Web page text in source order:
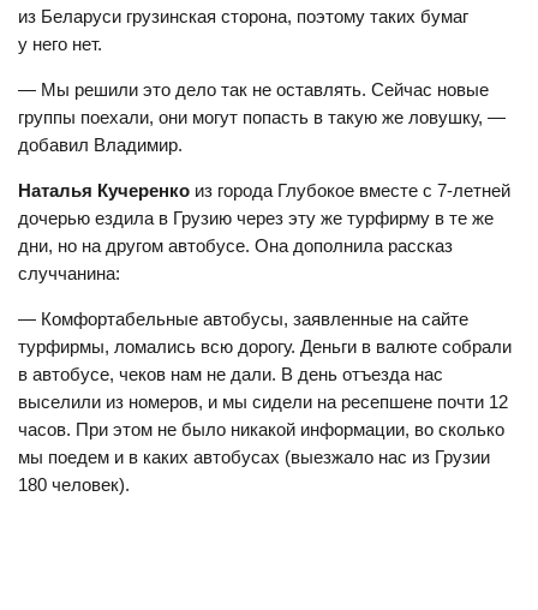
из Беларуси грузинская сторона, поэтому таких бумаг
у него нет.
— Мы решили это дело так не оставлять. Сейчас новые
группы поехали, они могут попасть в такую же ловушку, —
добавил Владимир.
Наталья Кучеренко из города Глубокое вместе с 7-летней
дочерью ездила в Грузию через эту же турфирму в те же
дни, но на другом автобусе. Она дополнила рассказ
случчанина:
— Комфортабельные автобусы, заявленные на сайте
турфирмы, ломались всю дорогу. Деньги в валюте собрали
в автобусе, чеков нам не дали. В день отъезда нас
выселили из номеров, и мы сидели на ресепшене почти 12
часов. При этом не было никакой информации, во сколько
мы поедем и в каких автобусах (выезжало нас из Грузии
180 человек).